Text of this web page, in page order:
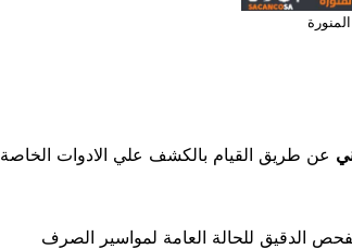
عن طريق القيام بالكشف علي الادوات الخاصة
الدقيق للحالة العامة لمواسير الصرف